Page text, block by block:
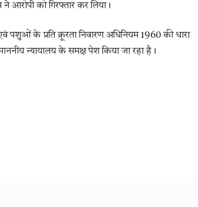
आरोपी को गिरफ्तार कर लिया।
पशुओं के प्रति क्रूरता निवारण अधिनियम 1960 की धारा
न्यायालय के समक्ष पेश किया जा रहा है।